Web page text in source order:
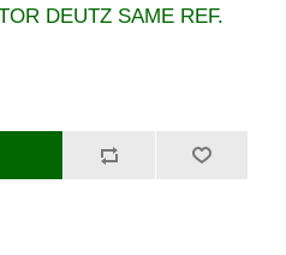
DEUTZ SAME REF.